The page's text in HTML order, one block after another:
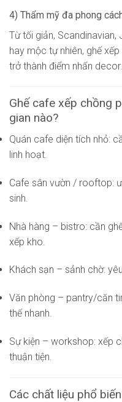
4) Thẩm mỹ đa phong
Từ tối giản, Scandinavian,
hay mộc tự nhiên, ghế
trở thành điểm nhấn decor.
Ghế cafe xếp chồng
gian nào?
Quán cafe diện tích nhỏ:
linh hoạt.
Cafe sân vườn / rooftop:
sinh.
Nhà hàng – bistro: cần
xếp kho.
Khách sạn – sảnh chờ:
Văn phòng – pantry/căn
thế nhanh.
Sự kiện – workshop: xếp
thuận tiện.
Các chất liệu phổ